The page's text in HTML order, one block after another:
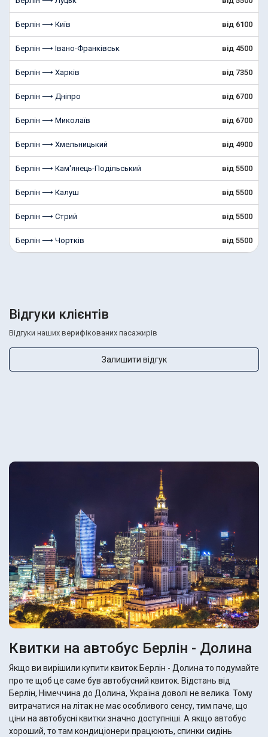
Берлін ⟶ Київ від 6100
Берлін ⟶ Івано-Франківськ від 4500
Берлін ⟶ Харків від 7350
Берлін ⟶ Дніпро від 6700
Берлін ⟶ Миколаїв від 6700
Берлін ⟶ Хмельницький від 4900
Берлін ⟶ Кам'янець-Подільський від 5500
Берлін ⟶ Калуш від 5500
Берлін ⟶ Стрий від 5500
Берлін ⟶ Чортків від 5500
Відгуки клієнтів
Відгуки наших верифікованих пасажирів
Залишити відгук
Квитки на автобус Берлін - Долина
Якщо ви вирішили купити квиток Берлін - Долина то подумайте
про те щоб це саме був автобусний квиток. Відстань від
Берлін, Німеччина до Долина, Україна доволі не велика. Тому
витрачатися на літак не має особливого сенсу, тим паче, що
ціни на автобусні квитки значно доступніші. А якщо автобус
хороший, то там кондиціонери працюють, спинки сидінь